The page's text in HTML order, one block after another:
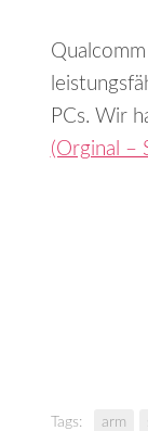
PCs. Wir
(Orginal –
Tags: arm